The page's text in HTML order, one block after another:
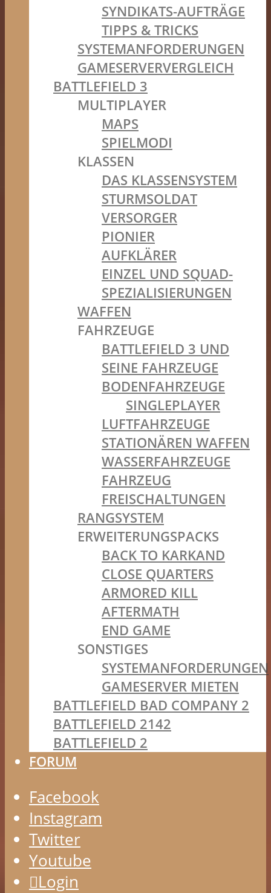
SYNDIKATS-AUFTRÄGE
TIPPS & TRICKS
SYSTEMANFORDERUNGEN
GAMESERVERVERGLEICH
BATTLEFIELD 3
MULTIPLAYER
MAPS
SPIELMODI
KLASSEN
DAS KLASSENSYSTEM
STURMSOLDAT
VERSORGER
PIONIER
AUFKLÄRER
EINZEL UND SQUAD-
SPEZIALISIERUNGEN
WAFFEN
FAHRZEUGE
BATTLEFIELD 3 UND
SEINE FAHRZEUGE
BODENFAHRZEUGE
SINGLEPLAYER
LUFTFAHRZEUGE
STATIONÄREN WAFFEN
WASSERFAHRZEUGE
FAHRZEUG
FREISCHALTUNGEN
RANGSYSTEM
ERWEITERUNGSPACKS
BACK TO KARKAND
CLOSE QUARTERS
ARMORED KILL
AFTERMATH
END GAME
SONSTIGES
SYSTEMANFORDERUNGEN
GAMESERVER MIETEN
BATTLEFIELD BAD COMPANY 2
BATTLEFIELD 2142
BATTLEFIELD 2
FORUM
Facebook
Instagram
Twitter
Youtube
Login